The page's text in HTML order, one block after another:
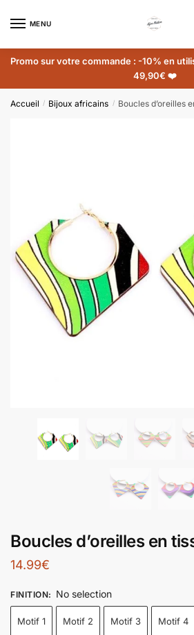
MENU
Promo sur votre commande : -10% en
49,90€ ❤️
Accueil / Bijoux africains / Boucles d’oreilles
Boucles d’oreilles en
14.99€
FINITION: No selection
Motif 1 Motif 2 Motif 3 Motif 4